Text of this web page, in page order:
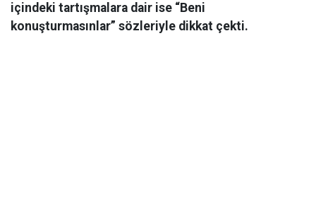
içindeki tartışmalara dair ise “Beni
konuşturmasınlar” sözleriyle dikkat çekti.